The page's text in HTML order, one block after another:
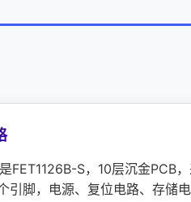
FET1126B-S，10层沉金PCB
引脚，电源、复位电路、存储